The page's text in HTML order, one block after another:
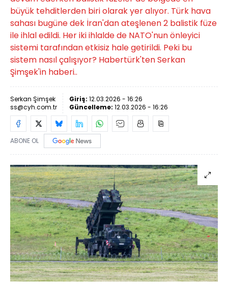
büyük tehditlerden biri olarak yer alıyor. Türk hava
sahası bugüne dek İran'dan ateşlenen 2 balistik füze
ile ihlal edildi. Her iki ihlalde de NATO'nun önleyici
sistemi tarafından etkisiz hale getirildi. Peki bu
sistem nasıl çalışıyor? Habertürk'ten Serkan
Şimşek'in haberi..
Serkan Şimşek
ss@cyh.com.tr
Giriş: 12.03.2026 - 16:26
Güncelleme: 12.03.2026 - 16:26
ABONE OL